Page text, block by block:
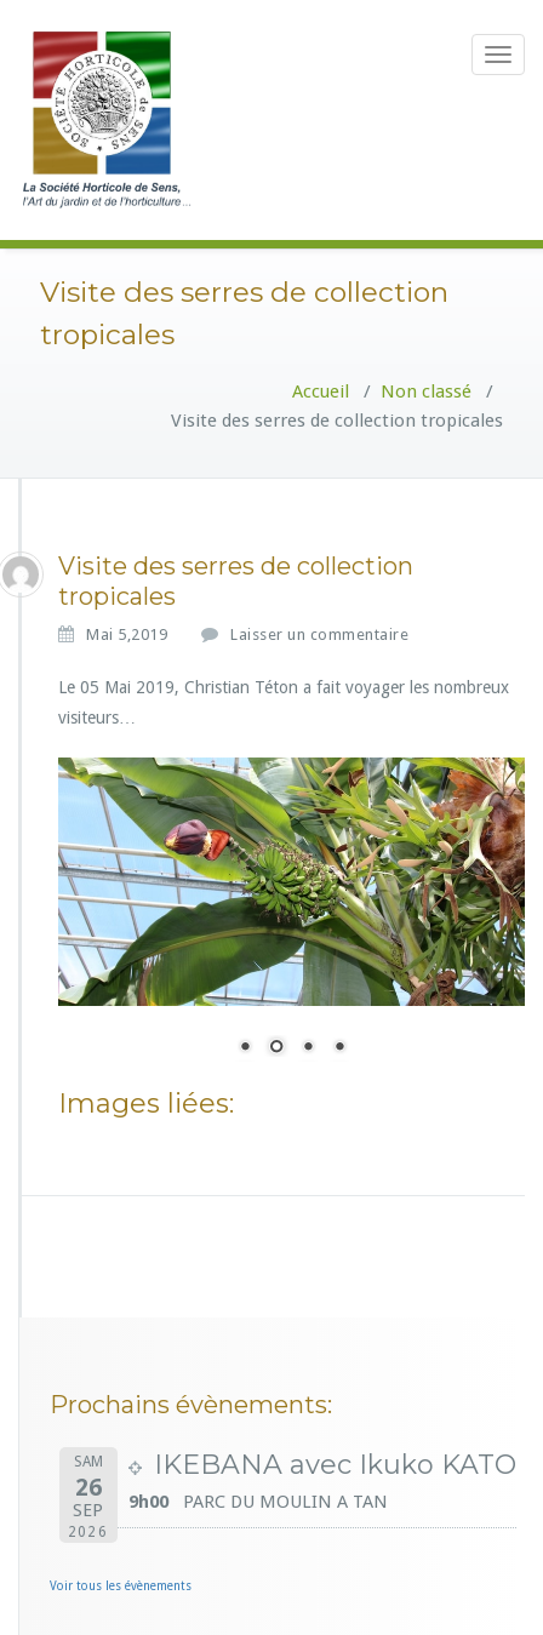
Toggle
Visite des serres de collection
tropicales
Accueil / Non classé /
Visite des serres de collection tropicales
Visite des serres de collection
tropicales
Mai 5,2019 Laisser un commentaire
Le 05 Mai 2019, Christian Téton a fait voyager les nombreux
visiteurs…
Images liées:
Prochains évènements:
SAM
26
SEP
2026
IKEBANA avec Ikuko KATO
9h00 PARC DU MOULIN A TAN
Voir tous les évènements